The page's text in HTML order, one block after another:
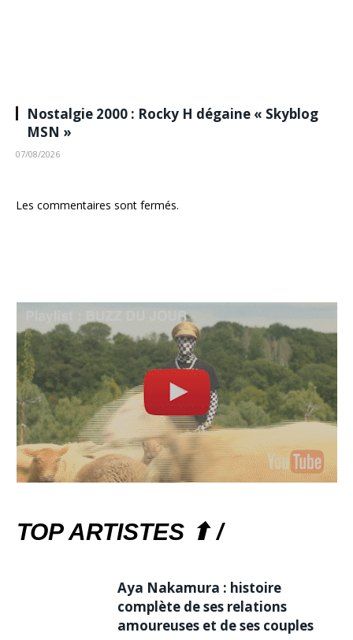
Nostalgie 2000 : Rocky H dégaine « Skyblog
MSN »
07/08/2026
Les commentaires sont fermés.
TOP ARTISTES ⬆ /
Aya Nakamura : histoire
complète de ses relations
amoureuses et de ses couples